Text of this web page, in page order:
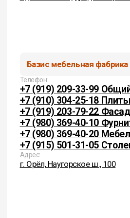
ИП Цыганков И.В.
ИНН 575200374995
Политика конфиденциальности
Согласие на обработку перс. данных
(c) 2026 Базис. Любое использование материалов
сайта без разрешения запрещено. Информация
на сайте не является публичной офертой.